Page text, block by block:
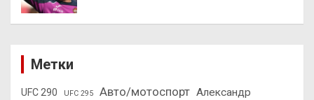
Метки
UFC 290 UFC 295 Авто/мотоспорт Александр